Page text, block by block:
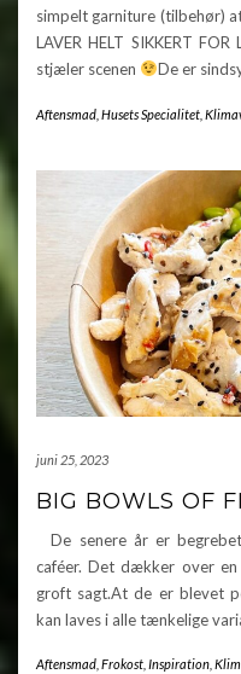
simpelt garniture (tilbehør)
LAVER HELT SIKKERT
stjæler scenen
De er
Aftensmad Husets Specialitet
juni 25, 2023
BIG BOWLS OF
De senere år er
caféer. Det dækker over
groft sagt.At de er blevet
kan laves i alle tænkelige
Aftensmad Frokost Inspiration